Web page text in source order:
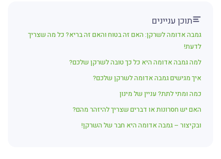
תוכן עניינים
גמבה אדומה לשרקן: האם זה בטוח והאם זה בריא? כל מה שצריך
לדעת!
למה גמבה אדומה היא כל כך טובה לשרקן שלכם?
איך מגישים גמבה אדומה לשרקן שלכם?
כמה ומתי לתת? עניין של מינון
האם יש חסרונות או דברים שצריך להיזהר מהם?
ובקיצור – גמבה אדומה היא חבר של השרקן!